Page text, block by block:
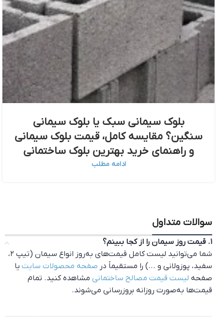
بلوک سیمانی سبک یا بلوک سیمانی
سنگین؟ مقایسه کامل، قیمت بلوک سیمانی
و راهنمای خرید بهترین بلوک ساختمانی
ادامه مطلب
سوالات متداول
۱. قیمت روز سیمان را از کجا ببینم؟
شما می‌توانید لیست کامل قیمت‌های به‌روز انواع سیمان (تیپ ۲،
سفید، پوزولانی و ...) را مستقیماً در صفحه محصولات سایت یا
صفحه لیست قیمت مصالح ساختمانی مشاهده کنید. تمام
قیمت‌ها به‌صورت روزانه بروزرسانی می‌شوند.